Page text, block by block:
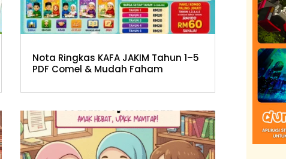
Nota Ringkas KAFA JAKIM Tahun 1–5
PDF Comel & Mudah Faham